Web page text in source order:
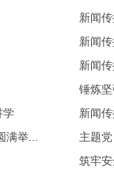
学
举...
新闻
新闻
新闻
锤炼
新闻
主题
筑牢